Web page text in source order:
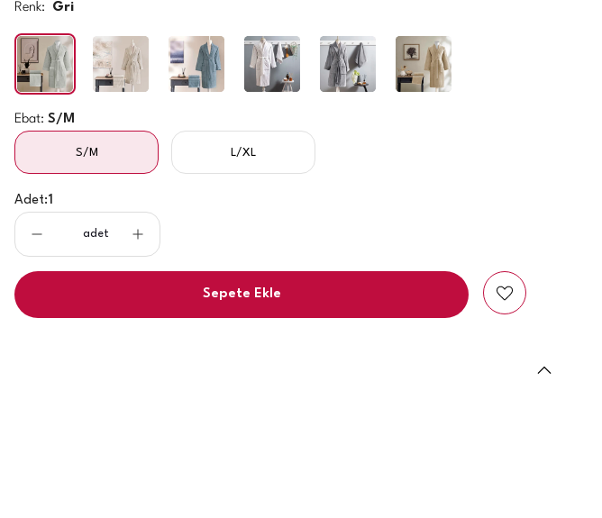
Renk: Gri
Ebat: S/M
S/M L/XL
Adet:1
adet
Sepete Ekle